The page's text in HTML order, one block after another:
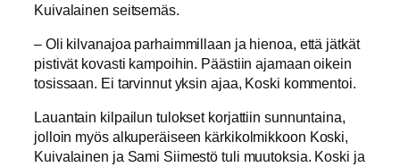
Kuivalainen seitsemäs.
– Oli kilvanajoa parhaimmillaan ja hienoa, että jätkät
pistivät kovasti kampoihin. Päästiin ajamaan oikein
tosissaan. Ei tarvinnut yksin ajaa, Koski kommentoi.
Lauantain kilpailun tulokset korjattiin sunnuntaina,
jolloin myös alkuperäiseen kärkikolmikkoon Koski,
Kuivalainen ja Sami Siimestö tuli muutoksia. Koski ja